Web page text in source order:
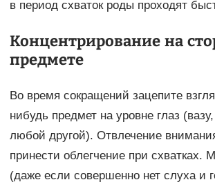
в период схваток роды проходят
Концентрирование на
предмете
Во время сокращений зацепите
нибудь предмет на уровне глаз
любой другой). Отвлечение
принести облегчение при схватках.
(даже если совершенно нет слуха и